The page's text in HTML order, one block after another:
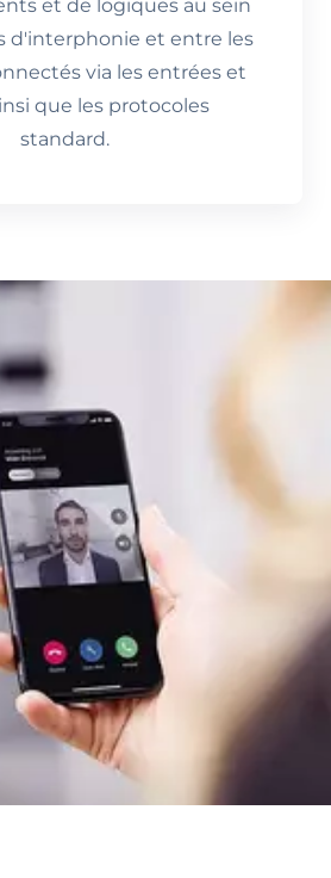
et de logiques au sein
d'interphonie et entre les
via les entrées et
que les protocoles
standard.